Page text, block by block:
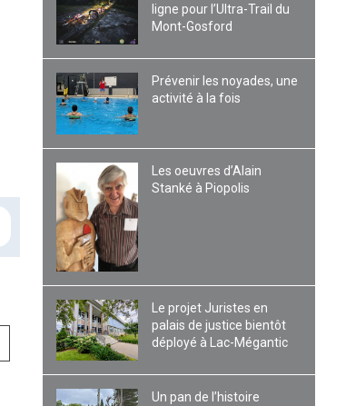
ligne pour l’Ultra-Trail du
Mont-Gosford
Prévenir les noyades, une
activité à la fois
Les oeuvres d’Alain
Stanké à Piopolis
Le projet Juristes en
palais de justice bientôt
déployé à Lac-Mégantic
Un pan de l’histoire